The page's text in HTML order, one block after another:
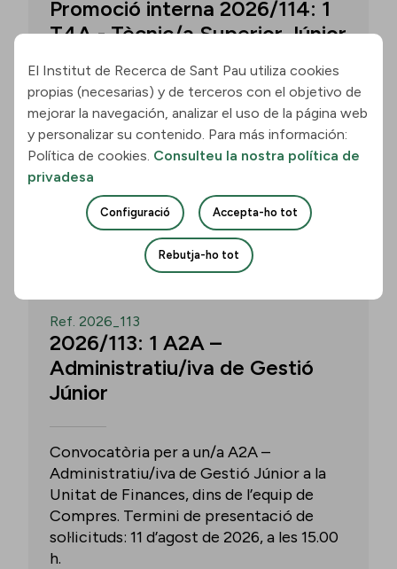
Promoció interna 2026/114: 1
T4A - Tècnic/a Superior Júnior
Convocatòria per a un/a T4A - Tècnic/a
Superior Júnior al grup Neurobiologia de
les Demències - Multilingual Aphasia &
Dementia Research Lab. Termini: 11
d’agost de 2026, 15.00 h.
Uneix-te
Ref. 2026_113
2026/113: 1 A2A –
Administratiu/iva de Gestió
Júnior
Convocatòria per a un/a A2A –
Administratiu/iva de Gestió Júnior a la
Unitat de Finances, dins de l’equip de
Compres. Termini de presentació de
sol·licituds: 11 d’agost de 2026, a les 15.00
h.
El Institut de Recerca de Sant Pau utiliza cookies
propias (necesarias) y de terceros con el objetivo de
mejorar la navegación, analizar el uso de la página web
y personalizar su contenido. Para más información:
Política de cookies. Consulteu la nostra política de
privadesa
Configuració Accepta-ho tot
Rebutja-ho tot